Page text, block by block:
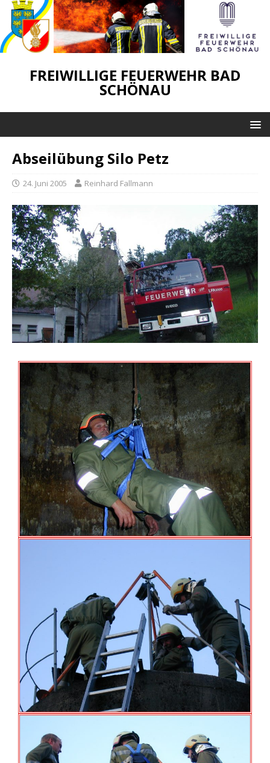
FREIWILLIGE FEUERWEHR BAD
SCHÖNAU
Abseilübung Silo Petz
24. Juni 2005 Reinhard Fallmann